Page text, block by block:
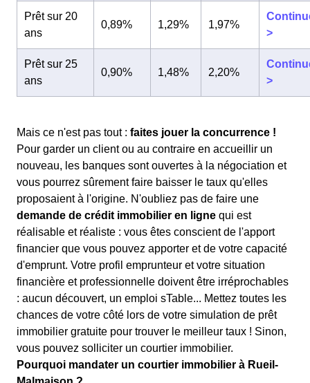
Prêt sur 20
ans
0,89% 1,29% 1,97%
>
Prêt sur 25
ans
0,90% 1,48% 2,20%
>
Mais ce n'est pas tout : faites jouer la concurrence !
Pour garder un client ou au contraire en accueillir un
nouveau, les banques sont ouvertes à la négociation et
vous pourrez sûrement faire baisser le taux qu'elles
proposaient à l'origine. N'oubliez pas de faire une
demande de crédit immobilier en ligne qui est
réalisable et réaliste : vous êtes conscient de l'apport
financier que vous pouvez apporter et de votre capacité
d'emprunt. Votre profil emprunteur et votre situation
financière et professionnelle doivent être irréprochables
: aucun découvert, un emploi sTable... Mettez toutes les
chances de votre côté lors de votre simulation de prêt
immobilier gratuite pour trouver le meilleur taux ! Sinon,
vous pouvez solliciter un courtier immobilier.
Pourquoi mandater un courtier immobilier à Rueil-